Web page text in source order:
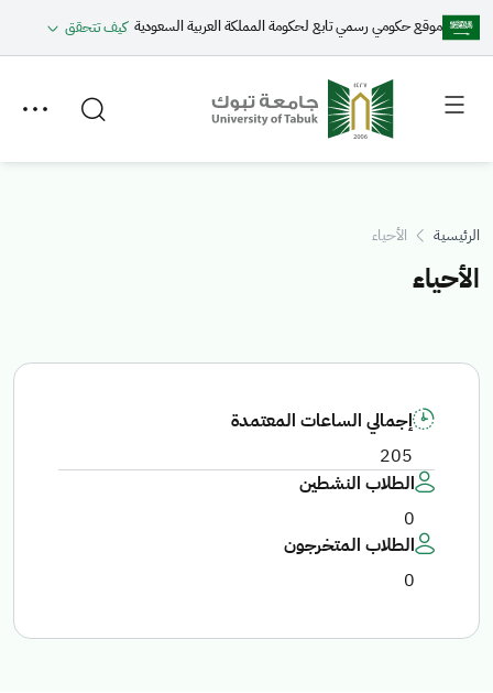
موقع حكومي رسمي تابع لحكومة المملكة العربية السعودية كيف تتحقق
Toggle
menu
Toggle
menu
الرئيسية الأحياء
الأحياء
إجمالي الساعات المعتمدة
205
الطلاب النشطين
0
الطلاب المتخرجون
0